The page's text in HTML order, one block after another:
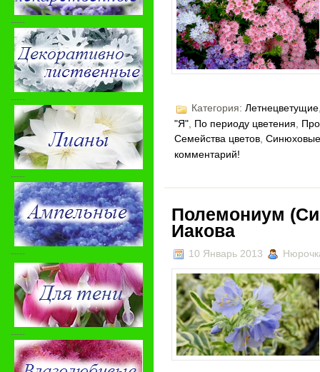
-----
-----
-----
-----
-----
Категория: Летнецветущие
"Я" По периоду цветения
Семейства цветов Синюховые
комментарий!
Полемониум
Иакова
10 Январь 2013